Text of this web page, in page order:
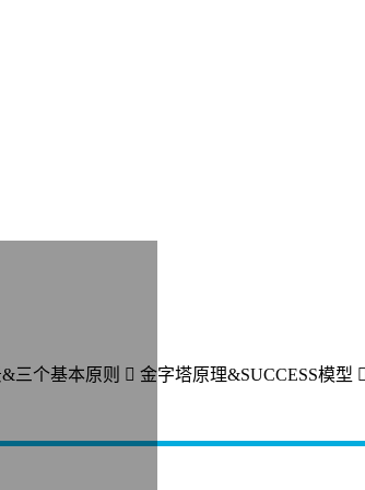
个基本原则  金字塔原理&SUCCESS模